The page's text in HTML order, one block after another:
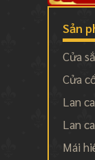
Sản
Cửa
Cửa
Lan
Lan
Mái